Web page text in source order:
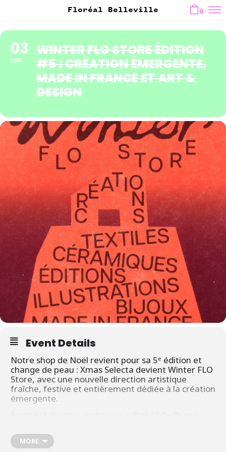
Floréal Belleville 0
03
DEC
WINTER FLO STORE ÉDITION
#5 : CRÉATION ÉMERGENTE,
MADE IN FRANCE ET ART &
DESIGN
Event Details
Notre shop de Noël revient pour sa 5ᵉ édition et
change de peau : Xmas Selecta devient Winter FLO
Store, avec une nouvelle direction artistique
fraîche, festive et entièrement dédiée à la création
émergente.
créateurs et créatrices françaises, et découvrir une sélection
unique made in France, imaginée en collaboration avec plus de 20
MORE